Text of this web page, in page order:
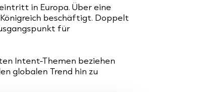
in Europa. Über eine
beschäftigt. Doppelt
für
Intent-Themen beziehen
globalen Trend hin zu